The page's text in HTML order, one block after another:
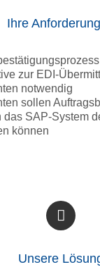
Ihre
zur EDI-
notwendig
sollen
das SAP-System
können
Unsere